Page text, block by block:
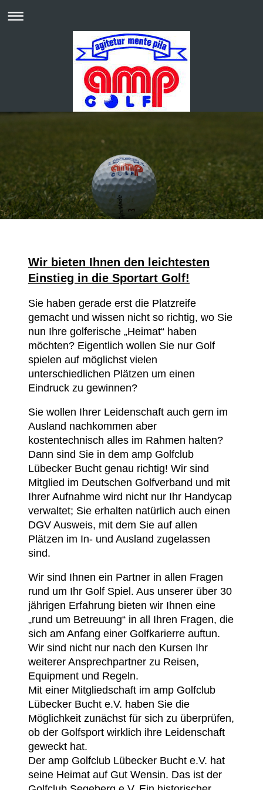
Wir bieten Ihnen den leichtesten
Einstieg in die Sportart Golf!
Sie haben gerade erst die Platzreife
gemacht und wissen nicht so richtig, wo Sie
nun Ihre golferische „Heimat“ haben
möchten? Eigentlich wollen Sie nur Golf
spielen auf möglichst vielen
unterschiedlichen Plätzen um einen
Eindruck zu gewinnen?
Sie wollen Ihrer Leidenschaft auch gern im
Ausland nachkommen aber
kostentechnisch alles im Rahmen halten?
Dann sind Sie in dem amp Golfclub
Lübecker Bucht genau richtig! Wir sind
Mitglied im Deutschen Golfverband und mit
Ihrer Aufnahme wird nicht nur Ihr Handycap
verwaltet; Sie erhalten natürlich auch einen
DGV Ausweis, mit dem Sie auf allen
Plätzen im In- und Ausland zugelassen
sind.
Wir sind Ihnen ein Partner in allen Fragen
rund um Ihr Golf Spiel. Aus unserer über 30
jährigen Erfahrung bieten wir Ihnen eine
„rund um Betreuung“ in all Ihren Fragen, die
sich am Anfang einer Golfkarierre auftun.
Wir sind nicht nur nach den Kursen Ihr
weiterer Ansprechpartner zu Reisen,
Equipment und Regeln.
Mit einer Mitgliedschaft im amp Golfclub
Lübecker Bucht e.V. haben Sie die
Möglichkeit zunächst für sich zu überprüfen,
ob der Golfsport wirklich ihre Leidenschaft
geweckt hat.
Der amp Golfclub Lübecker Bucht e.V. hat
seine Heimat auf Gut Wensin. Das ist der